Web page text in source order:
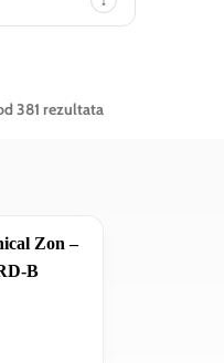
381 rezultata